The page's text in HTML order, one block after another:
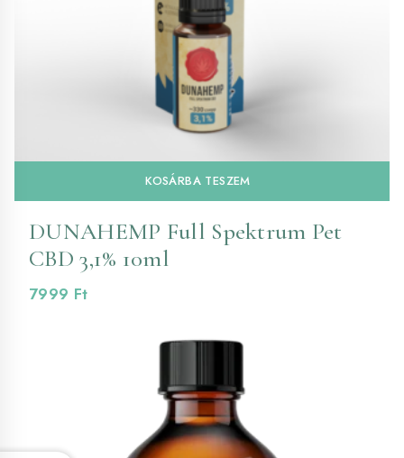
KOSÁRBA TESZEM
DUNAHEMP Full Spektrum Pet
CBD 3,1% 10ml
7999 Ft